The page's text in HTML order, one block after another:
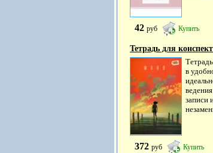
42 руб Купить
Тетрадь для
в
записи
372 руб Купить